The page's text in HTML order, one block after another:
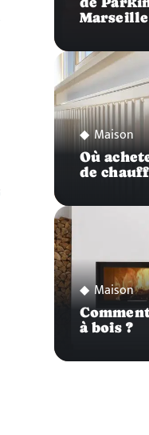
Marseille
Maison
Où
de
Maison
à bois ?